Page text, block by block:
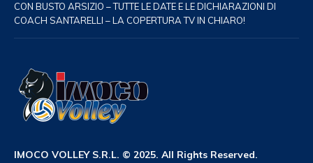
CON BUSTO ARSIZIO – TUTTE LE DATE E LE DICHIARAZIONI DI
COACH SANTARELLI – LA COPERTURA TV IN CHIARO!
IMOCO VOLLEY S.R.L. © 2025. All Rights Reserved.